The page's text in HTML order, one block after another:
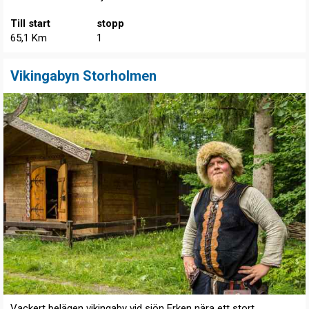
Till start
65,1 Km
stopp
1
Vikingabyn Storholmen